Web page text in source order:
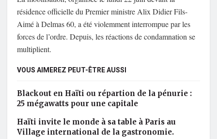
résidence officielle du Premier ministre Alix Didier Fils-
Aimé à Delmas 60, a été violemment interrompue par les
forces de l’ordre. Depuis, les réactions de condamnation se
multiplient.
VOUS AIMEREZ PEUT-ÊTRE AUSSI
Blackout en Haïti ou répartion de la pénurie :
25 mégawatts pour une capitale
Haïti invite le monde à sa table à Paris au
Village international de la gastronomie.